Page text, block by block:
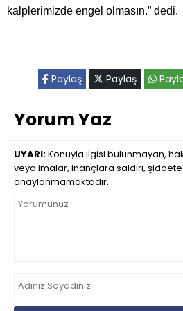
kalplerimizde engel olmasın.” dedi.
Paylaş Paylaş
Yorum Yaz
UYARI:Konuyla ilgisi bulunmayan,
veya imalar, inançlara saldırı,
onaylanmamaktadır.